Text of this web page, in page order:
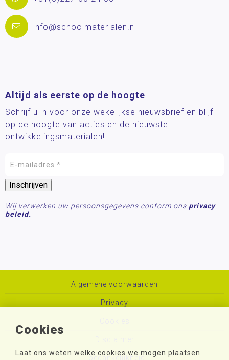
Cookies
Laat ons weten welke cookies we mogen plaatsen.
info@schoolmaterialen.nl
Altijd als eerste op de hoogte
Schrijf u in voor onze wekelijkse nieuwsbrief en blijf
op de hoogte van acties en de nieuwste
ontwikkelingsmaterialen!
Wij verwerken uw persoonsgegevens conform ons privacy
beleid.
Algemene voorwaarden
Privacy
Toegankelijkheid